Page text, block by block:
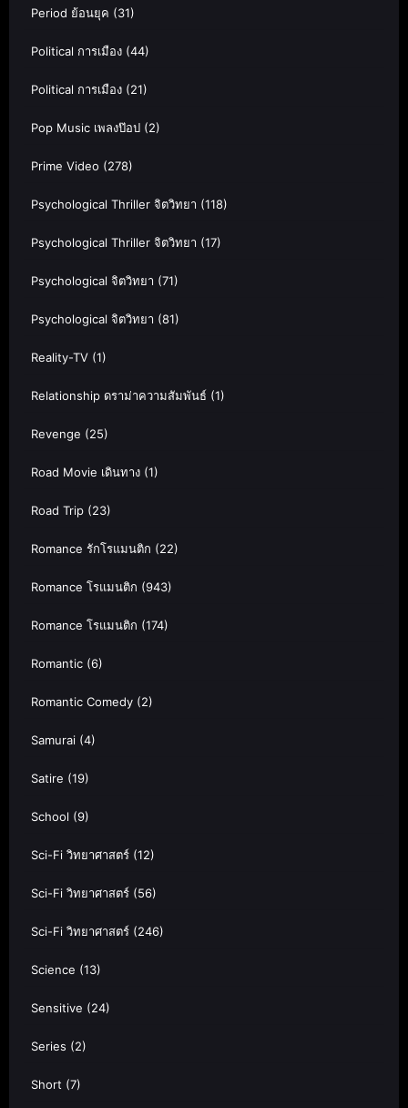
Period ย้อนยุค (31)
Political การเมือง (44)
Political การเมือง (21)
Pop Music เพลงป๊อป (2)
Prime Video (278)
Psychological Thriller จิตวิทยา (118)
Psychological Thriller จิตวิทยา (17)
Psychological จิตวิทยา (71)
Psychological จิตวิทยา (81)
Reality-TV (1)
Relationship ดราม่าความสัมพันธ์ (1)
Revenge (25)
Road Movie เดินทาง (1)
Road Trip (23)
Romance รักโรแมนติก (22)
Romance โรแมนติก (943)
Romance โรแมนติก (174)
Romantic (6)
Romantic Comedy (2)
Samurai (4)
Satire (19)
School (9)
Sci-Fi วิทยาศาสตร์ (12)
Sci-Fi วิทยาศาสตร์ (56)
Sci-Fi วิทยาศาสตร์ (246)
Science (13)
Sensitive (24)
Series (2)
Short (7)